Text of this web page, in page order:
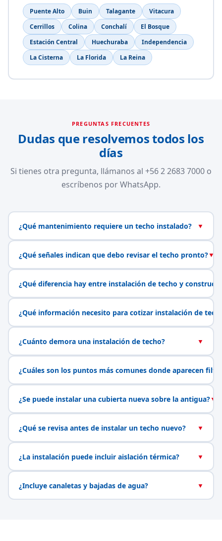
Puente Alto Buin Talagante
Vitacura
Cerrillos
Colina Conchalí
El Bosque
Estación Central
Huechuraba
Independencia
La Cisterna
La Florida La Reina
PREGUNTAS FRECUENTES
Dudas que resolvemos todos los
días
Si tienes otra pregunta, llámanos al +56 2 2683 7000 o
escríbenos por WhatsApp.
¿Qué mantenimiento requiere un techo instalado? ▼
¿Qué señales indican que debo revisar el techo pronto?▼
¿Qué diferencia hay entre instalación de techo y
¿Qué información necesito para cotizar instalación de
¿Cuánto demora una instalación de techo? ▼
¿Cuáles son los puntos más comunes donde aparecen
¿Se puede instalar una cubierta nueva sobre la antigua?▼
¿Qué se revisa antes de instalar un techo nuevo? ▼
¿La instalación puede incluir aislación térmica? ▼
¿Incluye canaletas y bajadas de agua? ▼